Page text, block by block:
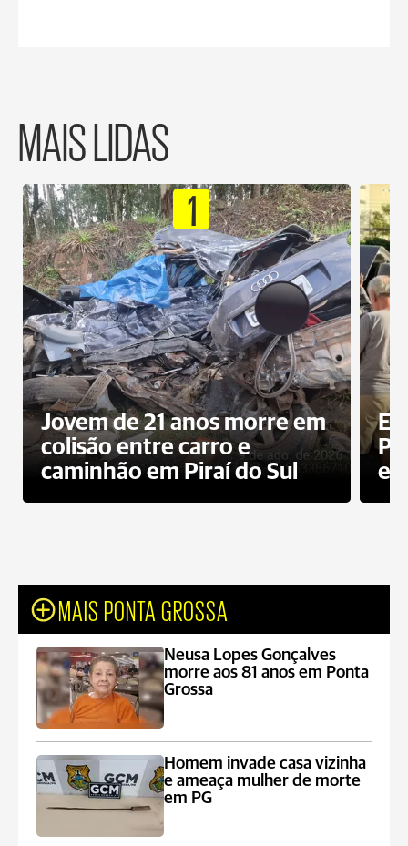
MAIS LIDAS
1
Jovem de 21 anos morre em
colisão entre carro e
caminhão em Piraí do Sul
MAIS PONTA GROSSA
Neusa Lopes Gonçalves
morre aos 81 anos em Ponta
Grossa
Homem invade casa vizinha
e ameaça mulher de morte
em PG